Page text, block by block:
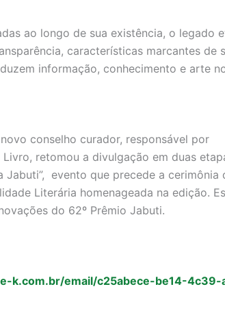
ao longo de sua existência, o legado
características marcantes de
informação, conhecimento e arte
conselho curador, responsável por
retomou a divulgação em duas
Jabuti”, evento que precede a cerimônia
Literária homenageada na edição.
do 62º Prêmio Jabuti.
k.com.br/email/c25abece-be14-4c39-